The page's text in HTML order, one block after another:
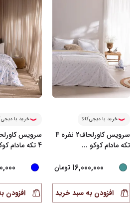
خرید با دیجی‌کالا
سرویس کاورلحاف2 نفره 4
تکه مادام کوکو ...
16,000,000 تومان
افزودن به سبد خرید
خرید با
4 تکه مادام کوکو
افزودن